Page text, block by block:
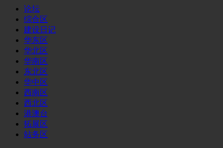
论坛
综合区
建设日记
华东区
华北区
华南区
东北区
华中区
西南区
西北区
港澳台
拓展区
站务区